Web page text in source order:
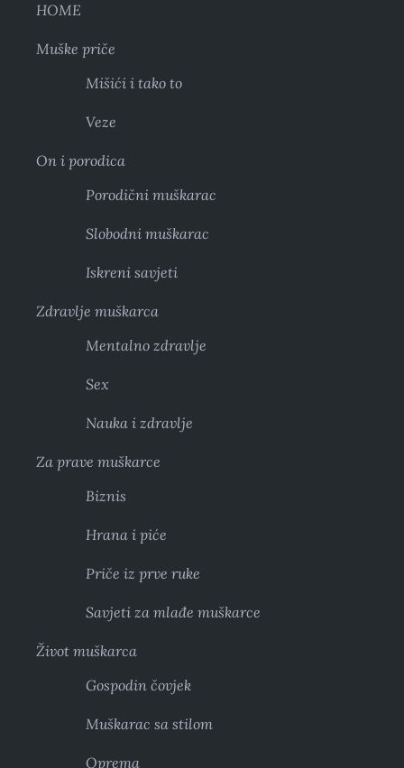
HOME
Muške priče
Mišići i tako to
Veze
On i porodica
Porodični muškarac
Slobodni muškarac
Iskreni savjeti
Zdravlje muškarca
Mentalno zdravlje
Sex
Nauka i zdravlje
Za prave muškarce
Biznis
Hrana i piće
Priče iz prve ruke
Savjeti za mlađe muškarce
Život muškarca
Gospodin čovjek
Muškarac sa stilom
Oprema